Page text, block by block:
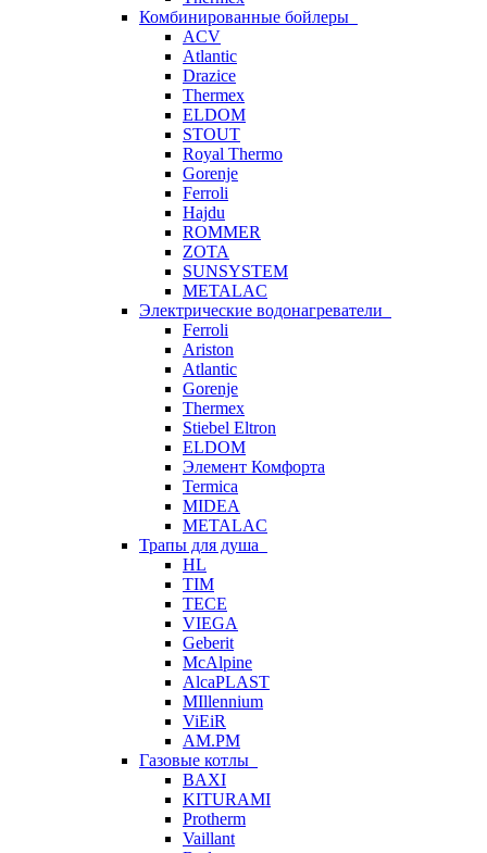
Комбинированные бойлеры
ACV
Atlantic
Drazice
Thermex
ELDOM
STOUT
Royal Thermo
Gorenje
Ferroli
Hajdu
ROMMER
ZOTA
SUNSYSTEM
METALAC
Электрические водонагреватели
Ferroli
Ariston
Atlantic
Gorenje
Thermex
Stiebel Eltron
ELDOM
Элемент Комфорта
Termica
MIDEA
METALAC
Трапы для душа
HL
TIM
TECE
VIEGA
Geberit
McAlpine
AlcaPLAST
MIllennium
ViEiR
AM.PM
Газовые котлы
BAXI
KITURAMI
Protherm
Vaillant